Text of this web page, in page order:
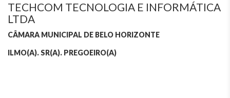
TECHCOM TECNOLOGIA E INFORMÁTICA
LTDA
CÂMARA MUNICIPAL DE BELO HORIZONTE
ILMO(A). SR(A). PREGOEIRO(A)